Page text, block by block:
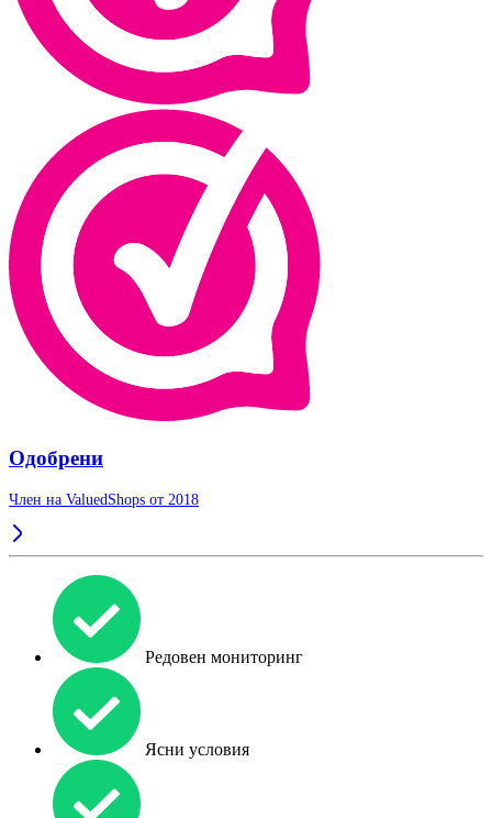
Одобрени
Член на ValuedShops от 2018
Редовен мониторинг
Ясни условия